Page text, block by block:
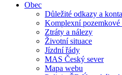
Obec
Důležité odkazy a
Komplexní
Ztráty a nálezy
Životní situace
Jízdní řády
MAS Český sever
Mapa webu